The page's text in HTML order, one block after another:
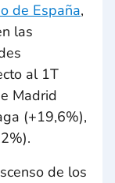
de España,
las
al 1T
Madrid
(+19,6%),
de los